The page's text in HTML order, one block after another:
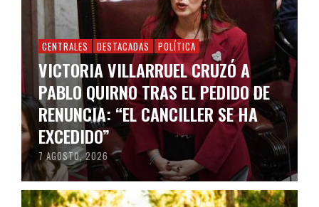
CENTRALES DESTACADAS POLÍTICA
VICTORIA VILLARRUEL CRUZÓ A
PABLO QUIRNO TRAS EL PEDIDO DE
RENUNCIA: “EL CANCILLER SE HA
EXCEDIDO”
7 AGOSTO, 2026